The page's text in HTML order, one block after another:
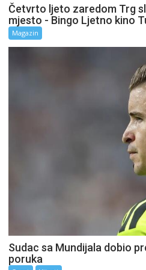
Četvrto ljeto zaredom Trg
mjesto - Bingo Ljetno kino
Magazin
Sudac sa Mundijala dobio
poruka